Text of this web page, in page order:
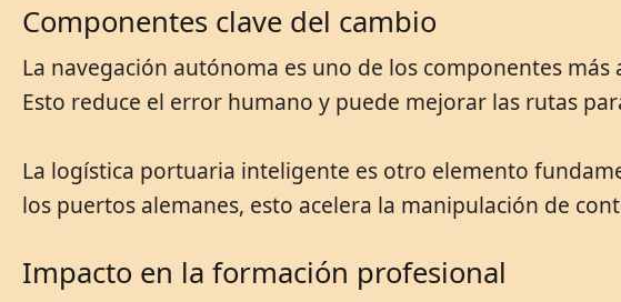
Componentes clave del cambio
La navegación autónoma es uno de los componentes
Esto reduce el error humano y puede mejorar las rutas
La logística portuaria inteligente es otro elemento
los puertos alemanes, esto acelera la manipulación de
Impacto en la formación profesional